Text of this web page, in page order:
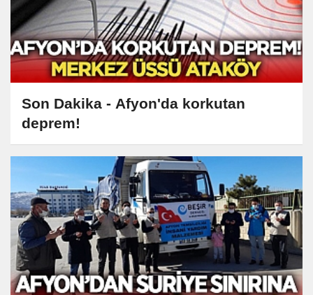
Son Dakika - Afyon'da korkutan
deprem!